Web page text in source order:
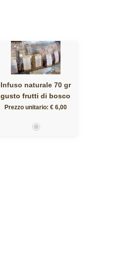
Infuso naturale 70 gr
gusto frutti di bosco
Prezzo unitario: € 6,00